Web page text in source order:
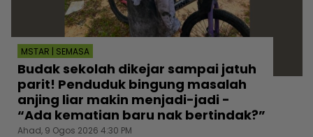
MSTAR | SEMASA
Budak sekolah dikejar sampai jatuh
parit! Penduduk bingung masalah
anjing liar makin menjadi-jadi -
“Ada kematian baru nak bertindak?”
Ahad, 9 Ogos 2026 4:30 PM